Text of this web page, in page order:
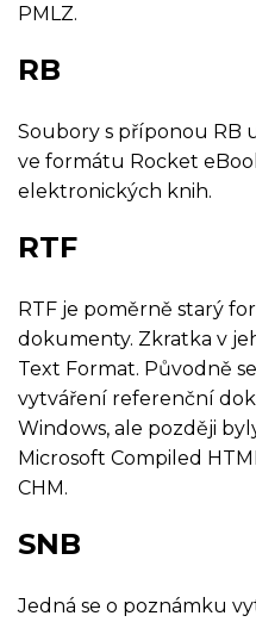
PMLZ.
RB
Soubory s příponou RB
ve formátu Rocket
elektronických knih.
RTF
RTF je poměrně starý
dokumenty. Zkratka v
Text Format. Původně
vytváření referenční
Windows, ale později
Microsoft Compiled
CHM.
SNB
Jedná se o poznámku